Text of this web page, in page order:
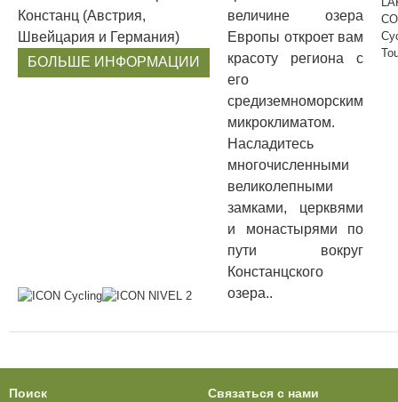
Констанц (Австрия,
Швейцария и Германия)
БОЛЬШЕ ИНФОРМАЦИИ
величине озера
Европы откроет вам
красоту региона с
его
средиземноморским
микроклиматом.
Насладитесь
многочисленными
великолепными
замками, церквями
и монастырями по
пути вокруг
Констанцского
озера..
Поиск Связаться с нами